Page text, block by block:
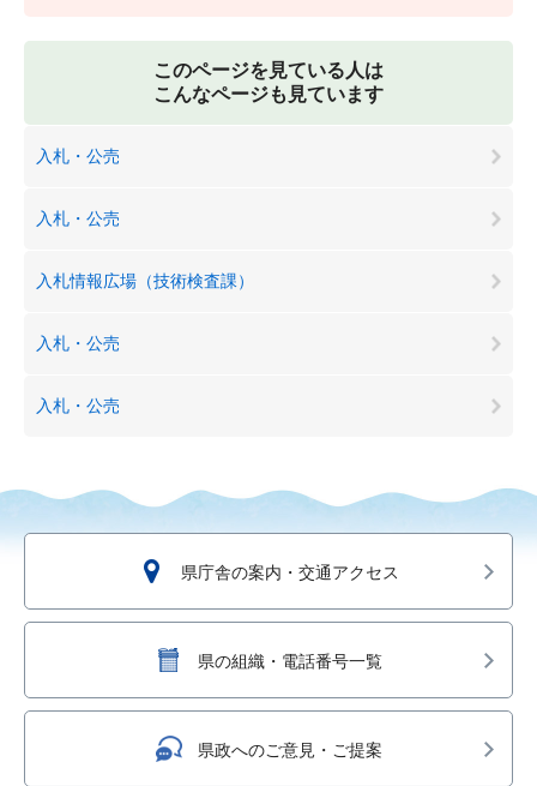
このページを見ている人は
こんなページも見ています
入札・公売
入札・公売
入札情報広場（技術検査課）
入札・公売
入札・公売
県庁舎の案内・交通アクセス
県の組織・電話番号一覧
県政へのご意見・ご提案